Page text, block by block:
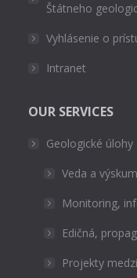
Štátneho
Vyhlásenie o
Intranet
OUR SERVICES
Geologické
Veda a výskum
Monitoring,
Edičná,
Projekty